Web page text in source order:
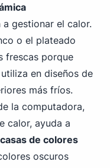
gestionar el calor.
o el plateado
frescas porque
en diseños de
más fríos.
la computadora,
calor, ayuda a
de colores
oscuros